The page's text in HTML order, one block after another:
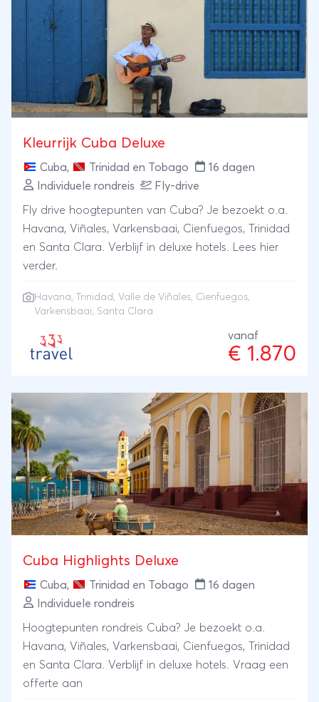
Kleurrijk Cuba Deluxe
Cuba, Trinidad en Tobago
16 dagen
Individuele rondreis
Fly-drive
Fly drive hoogtepunten van Cuba? Je bezoekt o.a.
Havana, Viñales, Varkensbaai, Cienfuegos, Trinidad
en Santa Clara. Verblijf in deluxe hotels. Lees hier
verder.
Havana, Trinidad , Valle de Viñales, Cienfuegos,
Varkensbaai, Santa Clara
vanaf
€ 1.870
Cuba Highlights Deluxe
Cuba, Trinidad en Tobago
16 dagen
Individuele rondreis
Hoogtepunten rondreis Cuba? Je bezoekt o.a.
Havana, Viñales, Varkensbaai, Cienfuegos, Trinidad
en Santa Clara. Verblijf in deluxe hotels. Vraag een
offerte aan